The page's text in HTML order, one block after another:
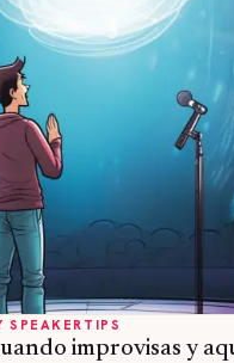
SPEAKERTIPS
improvisas y